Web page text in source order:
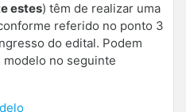
estes) têm de realizar uma
referido no ponto 3
do edital. Podem
no seguinte